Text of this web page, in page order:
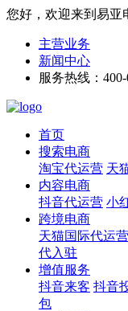
您好，欢迎来到易亚
主营业务
新闻中心
服务热线：400-
首页
搜索电商
淘宝代运营 天
内容电商
抖音代运营 小
跨境电商
天猫国际代运营
代入驻
增值服务
抖音来客 抖音
包